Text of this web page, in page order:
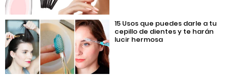
15 Usos que puedes darle a tu
cepillo de dientes y te harán
lucir hermosa